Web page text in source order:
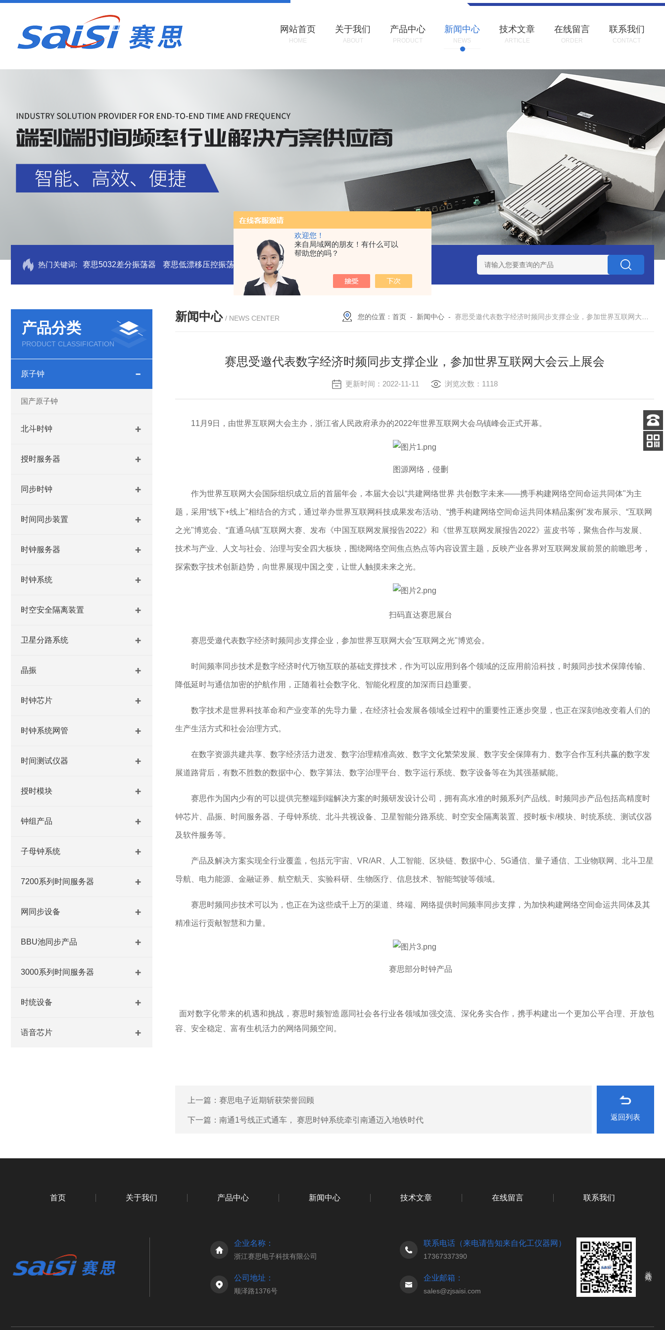
欢迎您！
来自局域网的朋友！有什么可以
帮助您的吗？
网站首页
HOME
关于我们
ABOUT
产品中心
PRODUCT
新闻中心
NEWS
技术文章
ARTICLE
在线留言
ORDER
联系我们
CONTACT
热门关键词: 赛思5032差分振荡器 赛思低漂移压控振荡器 赛思VCTCXO 压控振荡器 赛思北斗终端压控晶振 赛思高频石英无源晶体谐振器
产品分类
PRODUCT CLASSIFICATION
原子钟
国产原子钟
北斗时钟
授时服务器
同步时钟
时间同步装置
时钟服务器
时钟系统
时空安全隔离装置
卫星分路系统
晶振
时钟芯片
时钟系统网管
时间测试仪器
授时模块
钟组产品
子母钟系统
7200系列时间服务器
网同步设备
BBU池同步产品
3000系列时间服务器
时统设备
语音芯片
新闻中心 / NEWS CENTER 您的位置：首页 - 新闻中心 -赛思受邀代表数字经济时频同步支撑企业，参加世界互联网大会云上展会
赛思受邀代表数字经济时频同步支撑企业，参加世界互联网大会云上展会
更新时间：2022-11-11 浏览次数：1118
11月9日，由世界互联网大会主办，浙江省人民政府承办的2022年世界互联网大会乌镇峰会正式开幕。
图源网络，侵删
作为世界互联网大会国际组织成立后的首届年会，本届大会以“共建网络世界 共创数字未来——携手构建网络空间命运共同体"为主
题，采用“线下+线上"相结合的方式，通过举办世界互联网科技成果发布活动、“携手构建网络空间命运共同体精品案例"发布展示、“互联网
之光"博览会、“直通乌镇"互联网大赛、发布《中国互联网发展报告2022》和《世界互联网发展报告2022》蓝皮书等，聚焦合作与发展、
技术与产业、人文与社会、治理与安全四大板块，围绕网络空间焦点热点等内容设置主题，反映产业各界对互联网发展前景的前瞻思考，
探索数字技术创新趋势，向世界展现中国之变，让世人触摸未来之光。
扫码直达赛思展台
赛思受邀代表数字经济时频同步支撑企业，参加世界互联网大会“互联网之光"博览会。
时间频率同步技术是数字经济时代万物互联的基础支撑技术，作为可以应用到各个领域的泛应用前沿科技，时频同步技术保障传输、
降低延时与通信加密的护航作用，正随着社会数字化、智能化程度的加深而日趋重要。
数字技术是世界科技革命和产业变革的先导力量，在经济社会发展各领域全过程中的重要性正逐步突显，也正在深刻地改变着人们的
生产生活方式和社会治理方式。
在数字资源共建共享、数字经济活力迸发、数字治理精准高效、数字文化繁荣发展、数字安全保障有力、数字合作互利共赢的数字发
展道路背后，有数不胜数的数据中心、数字算法、数字治理平台、数字运行系统、数字设备等在为其强基赋能。
赛思作为国内少有的可以提供完整端到端解决方案的时频研发设计公司，拥有高水准的时频系列产品线。时频同步产品包括高精度时
钟芯片、晶振、时间服务器、子母钟系统、北斗共视设备、卫星智能分路系统、时空安全隔离装置、授时板卡/模块、时统系统、测试仪器
及软件服务等。
产品及解决方案实现全行业覆盖，包括元宇宙、 VR/AR、人工智能、区块链、数据中心、5G通信、量子通信、工业物联网、北斗卫星
导航、电力能源、金融证券、航空航天、实验科研、生物医疗、信息技术、智能驾驶等领域。
赛思时频同步技术可以为，也正在为这些成千上万的渠道、终端、网络提供时间频率同步支撑，为加快构建网络空间命运共同体及其
精准运行贡献智慧和力量。
赛思部分时钟产品
面对数字化带来的机遇和挑战，赛思时频智造愿同社会各行业各领域加强交流、深化务实合作，携手构建出一个更加公平合理、开放包
容、安全稳定、富有生机活力的网络同频空间。
上一篇： 赛思电子近期斩获荣誉回顾
下一篇： 南通1号线正式通车， 赛思时钟系统牵引南通迈入地铁时代 返回列表
首页 关于我们 产品中心 新闻中心 技术文章 在线留言 联系我们
企业名称：
浙江赛思电子科技有限公司
联系电话（来电请告知来自化工仪器网）
17367337390
公司地址：
顺泽路1376号
企业邮箱：
sales@zjsaisi.com
客服
电话